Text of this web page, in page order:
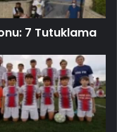
7 Tutuklama